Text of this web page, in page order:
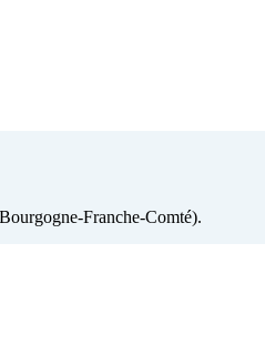
Franche-Comté).